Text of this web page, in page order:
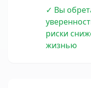
✓ Вы
риски
жизнью